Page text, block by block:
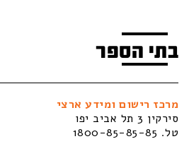
בתי הספר
מרכז רישום ומידע ארצי
סירקין 3 תל אביב יפו
טל. 1800-85-85-85